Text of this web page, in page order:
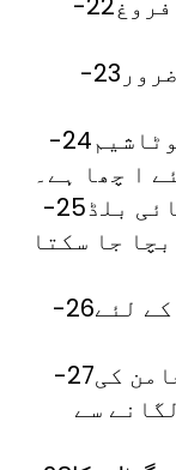
-23اینیمیا کے شکار افراد جامن ضرور
-24سوگرام جامن میں55 ملی گرام پوٹاشیم
ا چھا ہے۔
-25جامن کے روزانہ استعمال سے ہائی بلڈ
جا سکتا
-26جامن میں موجود وٹامن سی جلد کے لئے
-27ایکنی کے لئے روزانہ رات کو جامن کی
سے